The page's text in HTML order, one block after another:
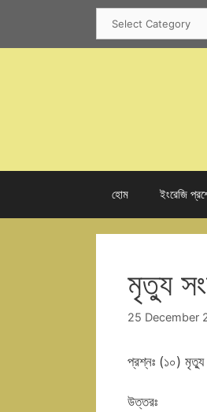
content
হোম ইংরেজি
মৃত্যু
25 December
প্রশ্নঃ (১০) মৃত্যু
উত্তরঃ